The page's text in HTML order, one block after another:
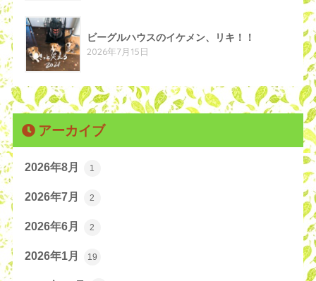
ビーグルハウスのイケメン、リキ！！
2026年7月15日
アーカイブ
2026年8月 1
2026年7月 2
2026年6月 2
2026年1月 19